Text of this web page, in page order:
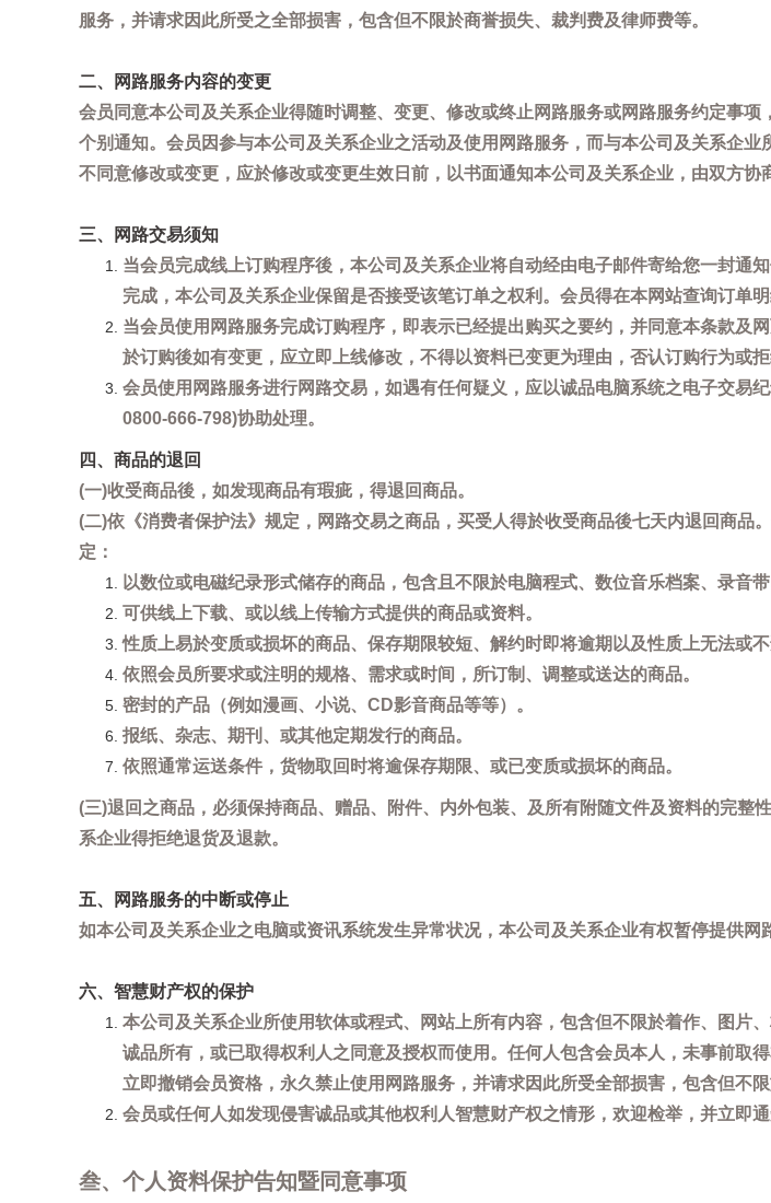
服务，并请求因此所受之全部损害，包含但不限於商誉损失、裁判费及律师费等。
二、网路服务内容的变更
会员同意本公司及关系企业得随时调整、变更、修改或终止网路服务或网路服务约定事
个别通知。会员因参与本公司及关系企业之活动及使用网路服务，而与本公司及关系企
不同意修改或变更，应於修改或变更生效日前，以书面通知本公司及关系企业，由双方协
三、网路交易须知
当会员完成线上订购程序後，本公司及关系企业将自动经由电子邮件寄给您一封
完成，本公司及关系企业保留是否接受该笔订单之权利。会员得在本网站查询订单明
当会员使用网路服务完成订购程序，即表示已经提出购买之要约，并同意本条款及
於订购後如有变更，应立即上线修改，不得以资料已变更为理由，否认订购行为或拒
会员使用网路服务进行网路交易，如遇有任何疑义，应以诚品电脑系统之电子交易
0800-666-798)协助处理。
四、商品的退回
(一)收受商品後，如发现商品有瑕疵，得退回商品。
(二)依《消费者保护法》规定，网路交易之商品，买受人得於收受商品後七天内退回商
定：
以数位或电磁纪录形式储存的商品，包含且不限於电脑程式、数位音乐档案、录音
可供线上下载、或以线上传输方式提供的商品或资料。
性质上易於变质或损坏的商品、保存期限较短、解约时即将逾期以及性质上无法或
依照会员所要求或注明的规格、需求或时间，所订制、调整或送达的商品。
密封的产品（例如漫画、小说、CD影音商品等等）。
报纸、杂志、期刊、或其他定期发行的商品。
依照通常运送条件，货物取回时将逾保存期限、或已变质或损坏的商品。
(三)退回之商品，必须保持商品、赠品、附件、内外包装、及所有附随文件及资料的完
系企业得拒绝退货及退款。
五、网路服务的中断或停止
如本公司及关系企业之电脑或资讯系统发生异常状况，本公司及关系企业有权暂停提供网
六、智慧财产权的保护
本公司及关系企业所使用软体或程式、网站上所有内容，包含但不限於着作、图片
诚品所有，或已取得权利人之同意及授权而使用。任何人包含会员本人，未事前取
立即撤销会员资格，永久禁止使用网路服务，并请求因此所受全部损害，包含但不
会员或任何人如发现侵害诚品或其他权利人智慧财产权之情形，欢迎检举，并立即
叁、个人资料保护告知暨同意事项